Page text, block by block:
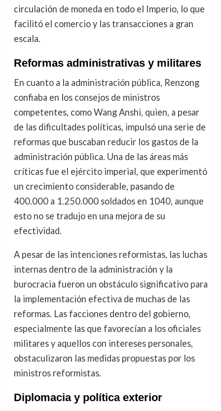
circulación de moneda en todo el Imperio, lo que
facilitó el comercio y las transacciones a gran
escala.
Reformas administrativas y militares
En cuanto a la administración pública, Renzong
confiaba en los consejos de ministros
competentes, como Wang Anshi, quien, a pesar
de las dificultades políticas, impulsó una serie de
reformas que buscaban reducir los gastos de la
administración pública. Una de las áreas más
críticas fue el ejército imperial, que experimentó
un crecimiento considerable, pasando de
400.000 a 1.250.000 soldados en 1040, aunque
esto no se tradujo en una mejora de su
efectividad.
A pesar de las intenciones reformistas, las luchas
internas dentro de la administración y la
burocracia fueron un obstáculo significativo para
la implementación efectiva de muchas de las
reformas. Las facciones dentro del gobierno,
especialmente las que favorecían a los oficiales
militares y aquellos con intereses personales,
obstaculizaron las medidas propuestas por los
ministros reformistas.
Diplomacia y política exterior